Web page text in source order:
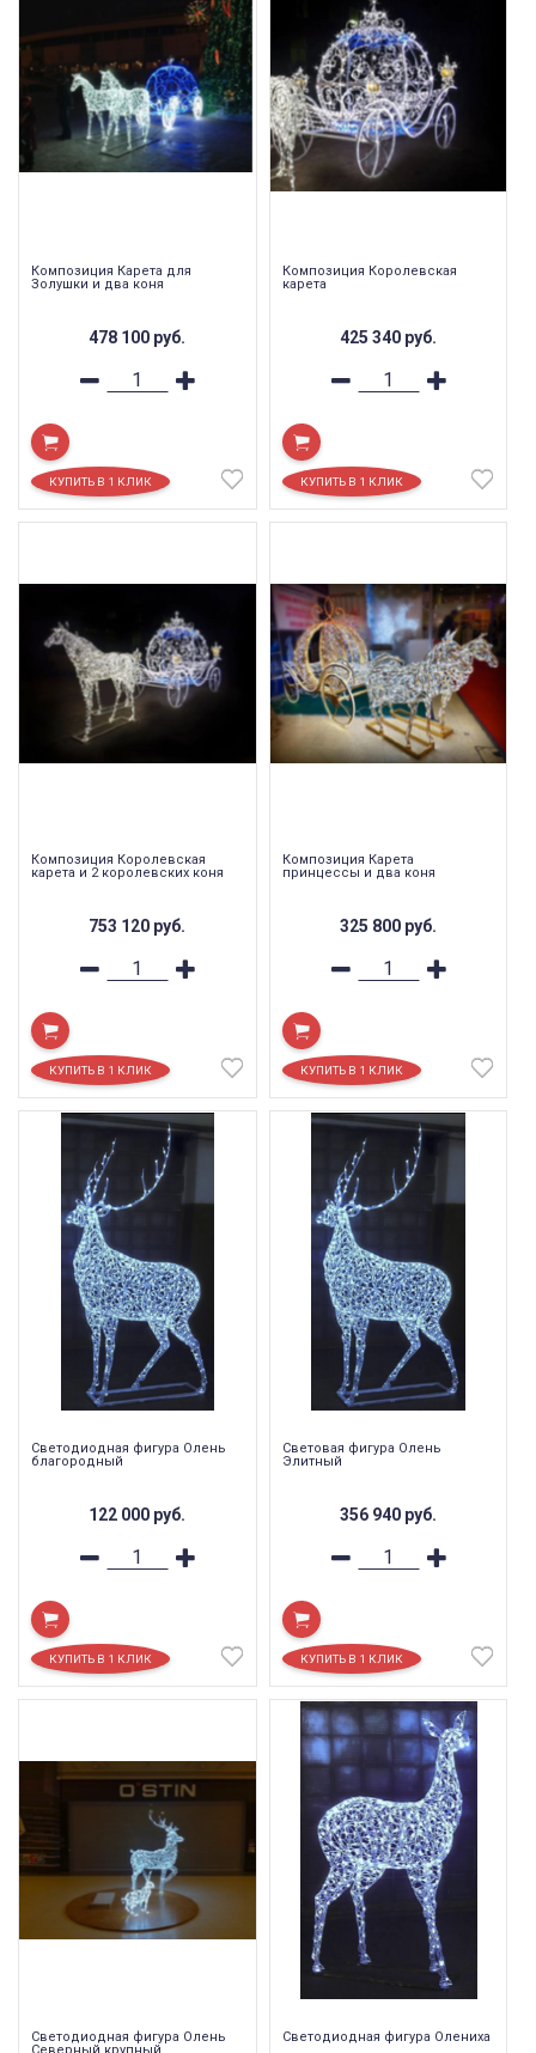
Композиция Карета для
Золушки и два коня
478 100 руб.
Композиция Королевская
карета
425 340 руб.
Композиция Королевская
карета и 2 королевских коня
753 120 руб.
Композиция Карета
принцессы и два коня
325 800 руб.
Светодиодная фигура Олень
благородный
122 000 руб.
Световая фигура Олень
Элитный
356 940 руб.
Светодиодная фигура Олень
Северный крупный
Светодиодная фигура Олениха